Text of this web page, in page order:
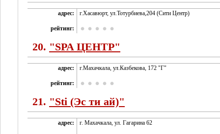
адрес: г.Хасавюрт, ул.Тотурбиева,204 (Сити Центр)
рейтинг:
20. "SPA ЦЕНТР"
адрес: г.Махачкала, ул.Казбекова, 172 "Г"
рейтинг:
21. "Sti (Эс ти ай)"
адрес: г. Махачкала, ул. Гагарина 62